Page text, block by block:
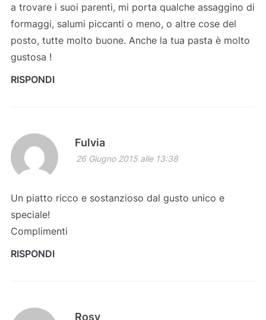
a trovare i suoi parenti, mi porta qualche assaggino di
formaggi, salumi piccanti o meno, o altre cose del
posto, tutte molto buone. Anche la tua pasta è molto
gustosa !
RISPONDI
Fulvia
26 Giugno 2015 alle 13:38
Un piatto ricco e sostanzioso dal gusto unico e
speciale!
Complimenti
RISPONDI
Rosy